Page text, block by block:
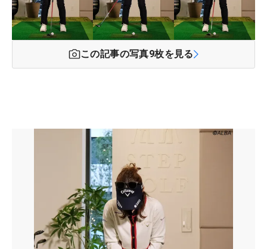
この記事の写真9枚を見る